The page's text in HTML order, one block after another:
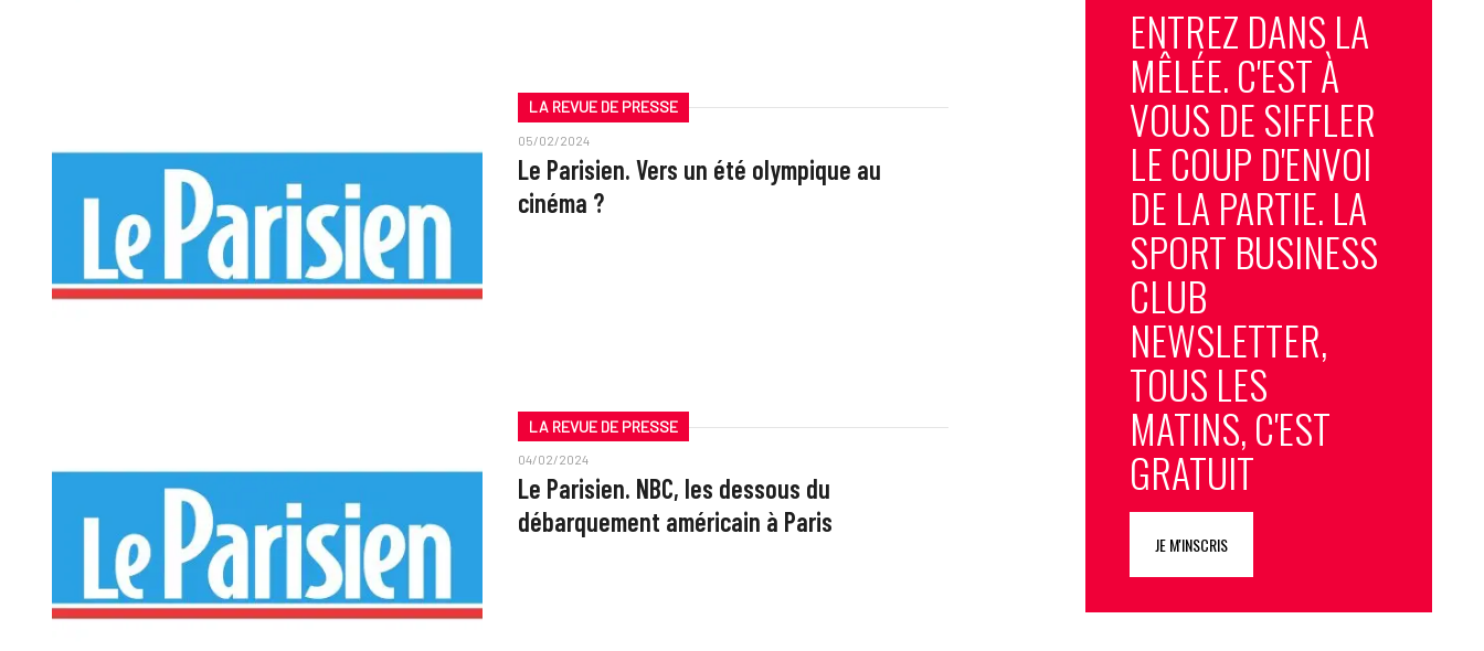
LA REVUE DE PRESSE
05/02/2024
Le Parisien. Vers un été olympique au
cinéma ?
LA REVUE DE PRESSE
04/02/2024
Le Parisien. NBC, les dessous du
débarquement américain à Paris
ENTREZ DANS LA
MÊLÉE. C'EST À
VOUS DE SIFFLER
LE COUP D'ENVOI
DE LA PARTIE. LA
SPORT BUSINESS
CLUB
NEWSLETTER,
TOUS LES
MATINS, C'EST
GRATUIT
JE M'INSCRIS